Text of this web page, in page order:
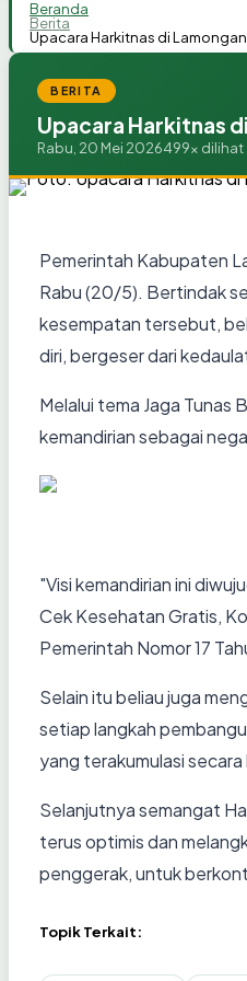
Beranda
Berita
Upacara Harkitnas di
BERITA
Upacara Harkitnas
Rabu, 20 Mei 2026499x dilihat
Pemerintah Kabupaten
Rabu (20/5). Bertindak
kesempatan tersebut,
diri, bergeser dari
Melalui tema Jaga Tunas
kemandirian sebagai
"Visi kemandirian ini
Cek Kesehatan Gratis,
Pemerintah Nomor 17
Selain itu beliau juga
setiap langkah
yang terakumulasi
Selanjutnya semangat
terus optimis dan
penggerak, untuk
Topik Terkait: